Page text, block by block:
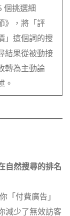
個挑選細
》，將「評
」這個詞的搜
結果從被動接
轉為主動論
。
自然搜尋的排名
「付費廣告」
減少了無效訪客